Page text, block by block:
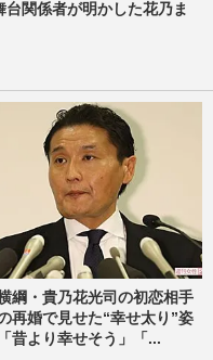
台関係者が明かした花乃ま
綱・貴乃花光司の初恋相手
再婚で見せた“幸せ太り”姿
昔より幸せそう」「...